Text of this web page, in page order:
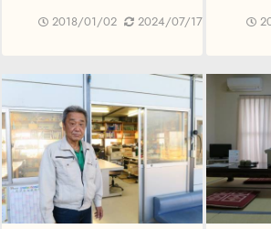
2018/01/02 2024/07/17